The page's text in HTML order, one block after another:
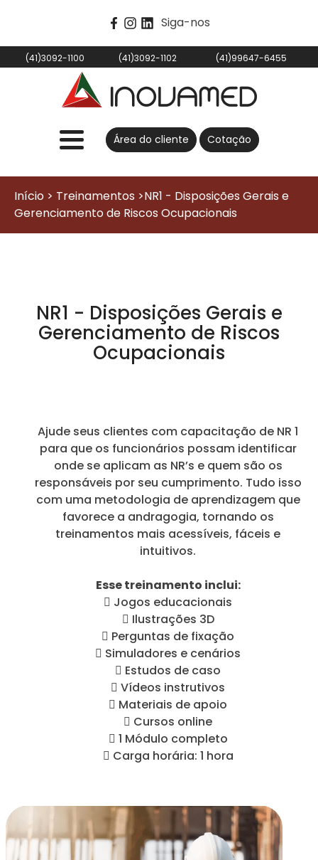
Siga-nos
(41)3092-1100 (41)3092-1102 (41)99647-6455
Área do cliente Cotação
Início > Treinamentos >NR1 - Disposições Gerais e
Gerenciamento de Riscos Ocupacionais
NR1 - Disposições Gerais e
Gerenciamento de Riscos
Ocupacionais
Ajude seus clientes com capacitação de NR 1
para que os funcionários possam identificar
onde se aplicam as NR’s e quem são os
responsáveis por seu cumprimento. Tudo isso
com uma metodologia de aprendizagem que
favorece a andragogia, tornando os
treinamentos mais acessíveis, fáceis e
intuitivos.
Esse treinamento inclui:
 Jogos educacionais
 Ilustrações 3D
 Perguntas de fixação
 Simuladores e cenários
 Estudos de caso
 Vídeos instrutivos
 Materiais de apoio
 Cursos online
 1 Módulo completo
 Carga horária: 1 hora